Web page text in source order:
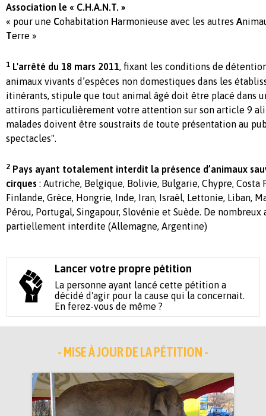
Association le « C.H.A.N.T. »
« pour une Cohabitation Harmonieuse avec les autres A
Terre »
1 L'arrêté du 18 mars 2011, fixant les conditions de
animaux vivants d’espèces non domestiques dans les
itinérants, stipule que tout animal âgé doit être placé dans
attirons particulièrement votre attention sur son article 9
malades doivent être soustraits de toute présentation au
spectacles".
2 Pays ayant totalement interdit la présence d’animaux
cirques : Autriche, Belgique, Bolivie, Bulgarie, Chypre, Costa
Finlande, Grèce, Hongrie, Inde, Iran, Israël, Lettonie, Liban,
Pérou, Portugal, Singapour, Slovénie et Suède. De nombreux
partiellement interdite (Allemagne, Argentine)
Lancer votre propre pétition
La personne ayant lancé cette pétition a
décidé d'agir pour la cause qui la concernait.
En ferez-vous de même ?
- MISE À JOUR DE LA PÉTITION -